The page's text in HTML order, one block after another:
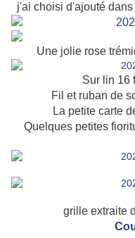
j'ai choisi d'ajouté
Une jolie rose
Sur lin 16
Fil et ruban de
La petite carte
Quelques petites
grille extraite